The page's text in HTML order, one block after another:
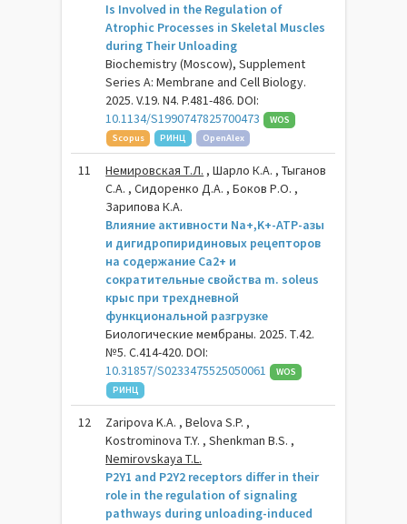
Is Involved in the Regulation of
Atrophic Processes in Skeletal Muscles
during Their Unloading
Biochemistry (Moscow), Supplement
Series A: Membrane and Cell Biology.
2025. V.19. N4. P.481-486. DOI:
10.1134/S1990747825700473
WOS
Scopus
РИНЦ OpenAlex
11 Немировская Т.Л. , Шарло К.А. , Тыганов
С.А. , Сидоренко Д.А. , Боков Р.О. ,
Зарипова К.А.
Влияние активности Na+,K+-ATP-азы
и дигидропиридиновых рецепторов
на содержание Ca2+ и
сократительные свойства m. soleus
крыс при трехдневной
функциональной разгрузке
Биологические мембраны. 2025. Т.42.
№5. С.414-420. DOI:
10.31857/S0233475525050061
WOS
РИНЦ
12
Zaripova K.A. , Belova S.P. ,
Kostrominova T.Y. , Shenkman B.S. ,
Nemirovskaya T.L.
P2Y1 and P2Y2 receptors differ in their
role in the regulation of signaling
pathways during unloading-induced